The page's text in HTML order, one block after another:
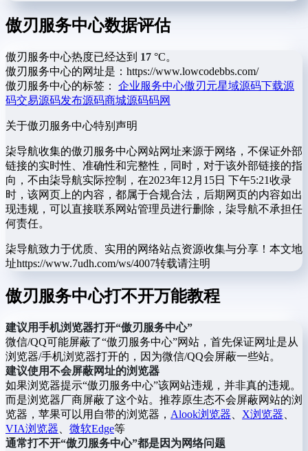
傲刃服务中心数据评估
傲刃服务中心热度已经达到 17 °C。
傲刃服务中心的网址是：https://www.lowcodebbs.com/
傲刃服务中心的标签： 企业服务中心傲刃 元星域源码下载源
码交易源码发布源码商城源码码网
关于傲刃服务中心特别声明
柒导航收集的傲刃服务中心网站网址来源于网络，不保证外部
链接的实时性、准确性和完整性，同时，对于该外部链接的指
向，不由柒导航实际控制，在2023年12月15日 下午5:21收录
时，该网页上的内容，都属于合规合法，后期网页的内容如出
现违规，可以直接联系网站管理员进行删除，柒导航不承担任
何责任。
柒导航致力于优质、实用的网络站点资源收集与分享！ 本文地
址https://www.7udh.com/ws/4007转载请注明
傲刃服务中心打不开万能教程
建议用手机浏览器打开“傲刃服务中心”
微信/QQ可能屏蔽了“傲刃服务中心”网站，首先保证网址是从
浏览器/手机浏览器打开的，因为微信/QQ会屏蔽一些站。
建议使用不会屏蔽网址的浏览器
如果浏览器提示“傲刃服务中心”该网站违规，并非真的违规。
而是浏览器厂商屏蔽了这个站。推荐原生态不会屏蔽网站的浏
览器，苹果可以用自带的浏览器， Alook浏览器 X浏览器
VIA浏览器
微软Edge等
通常打不开“傲刃服务中心”都是因为网络问题